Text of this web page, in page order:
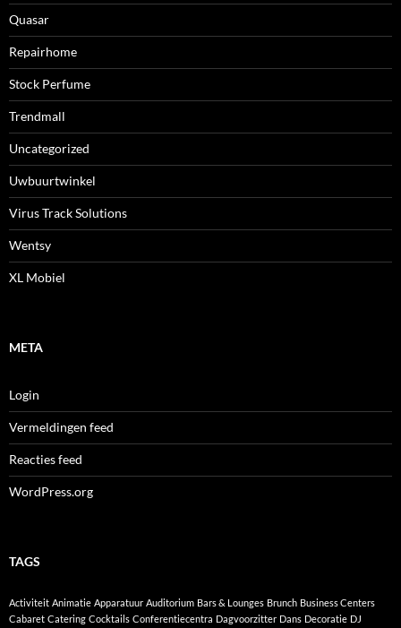
Quasar
Repairhome
Stock Perfume
Trendmall
Uncategorized
Uwbuurtwinkel
Virus Track Solutions
Wentsy
XL Mobiel
META
Login
Vermeldingen feed
Reacties feed
WordPress.org
TAGS
Activiteit Animatie Apparatuur Auditorium Bars & Lounges Brunch Business Centers
Cabaret Catering Cocktails Conferentiecentra Dagvoorzitter Dans Decoratie DJ